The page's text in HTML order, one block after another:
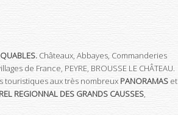
Châteaux, Abbayes, Commanderies
de France, PEYRE, BROUSSE LE CHÂTEAU.
touristiques aux très nombreux PANORAMAS et
REGIONNAL DES GRANDS CAUSSES,